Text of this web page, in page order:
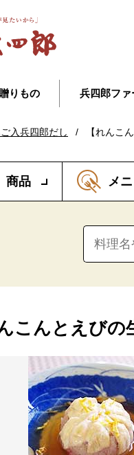
贈りもの 兵四郎ファ
入兵四郎だし / 【れんこ
商品 メ
んこんとえび